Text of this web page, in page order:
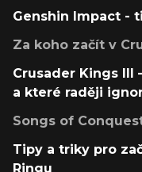
Genshin Impact -
Za koho začít v
Crusader Kings III
a které raději
Songs of
Tipy a triky pro
Ringu